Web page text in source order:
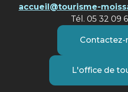
accueil@tourisme-
Tél. 05 32 09
Contactez-
L'office de